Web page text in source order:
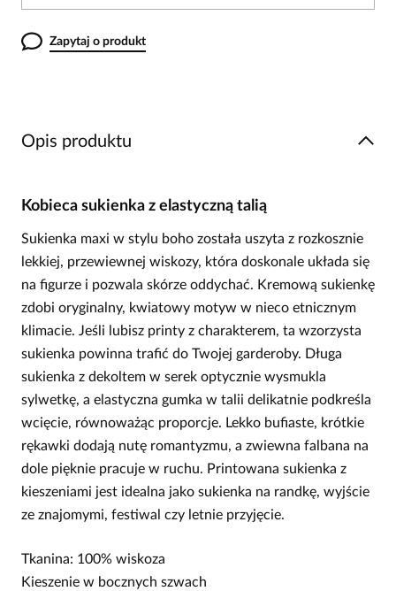
Zapytaj o produkt
Opis produktu
Kobieca sukienka z elastyczną talią
Sukienka maxi w stylu boho została uszyta z rozkosznie
lekkiej, przewiewnej wiskozy, która doskonale układa się
na figurze i pozwala skórze oddychać. Kremową sukienkę
zdobi oryginalny, kwiatowy motyw w nieco etnicznym
klimacie. Jeśli lubisz printy z charakterem, ta wzorzysta
sukienka powinna trafić do Twojej garderoby. Długa
sukienka z dekoltem w serek optycznie wysmukla
sylwetkę, a elastyczna gumka w talii delikatnie podkreśla
wcięcie, równoważąc proporcje. Lekko bufiaste, krótkie
rękawki dodają nutę romantyzmu, a zwiewna falbana na
dole pięknie pracuje w ruchu. Printowana sukienka z
kieszeniami jest idealna jako sukienka na randkę, wyjście
ze znajomymi, festiwal czy letnie przyjęcie.
Tkanina: 100% wiskoza
Kieszenie w bocznych szwach